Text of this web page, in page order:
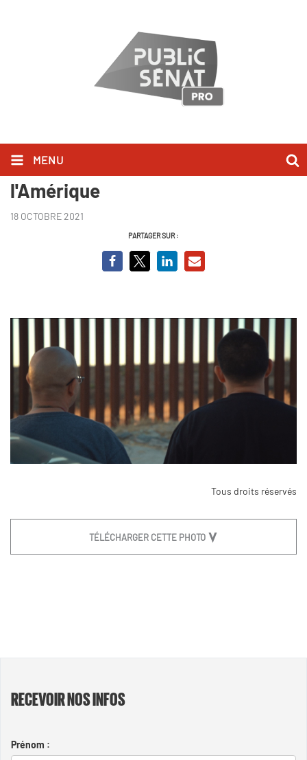
MENU
On the line, les expulsés de
l'Amérique
18 OCTOBRE 2021
PARTAGER SUR :
Tous droits réservés
TÉLÉCHARGER CETTE PHOTO
RECEVOIR NOS INFOS
Prénom :